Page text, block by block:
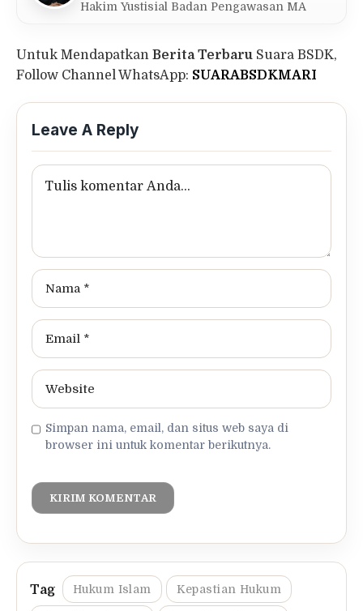
Hakim Yustisial Badan Pengawasan MA
Untuk Mendapatkan Berita Terbaru Suara BSDK,
Follow Channel WhatsApp: SUARABSDKMARI
Leave A Reply
Simpan nama, email, dan situs web saya di
browser ini untuk komentar berikutnya.
Hukum Islam Kepastian Hukum